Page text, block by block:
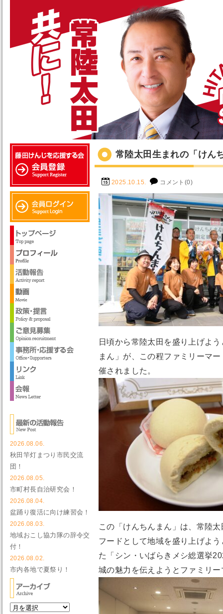
常陸太田生まれの「けん
2025.10.15. コメント(0)
日頃から常陸太田を盛り上げよ
まん」が、この程ファミリーマ
催されました。
この「けんちんまん」は、常陸
フードとして地域を盛り上げよ
た「シン・いばらきメシ総選挙
城の魅力を伝えようとファミリ
2026.08.06.
秋田竿灯まつり市民交流
団！
2026.08.05.
市町村長自治研究会！
2026.08.04.
盆踊り復活に向け練習会！
2026.08.03.
地域おこし協力隊の辞令交
付！
2026.08.02.
市内各地で夏祭り！